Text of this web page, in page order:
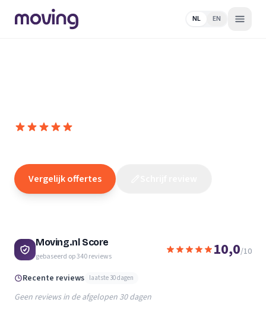
NL EN
Vergelijk offertes
Moving.nl Score
gebaseerd op340reviews 10,0/10
Recente reviews laatste 30 dagen
Geen reviews in de afgelopen 30 dagen